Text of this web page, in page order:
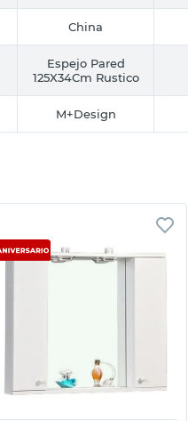
China
Espejo Pared
125X34Cm Rustico
M+Design
Vista rápida